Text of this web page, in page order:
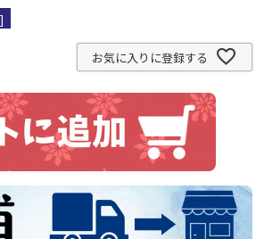
お気に入りに登録する